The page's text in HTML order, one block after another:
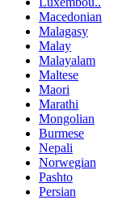
Macedonian
Malagasy
Malay
Malayalam
Maltese
Maori
Marathi
Mongolian
Burmese
Nepali
Norwegian
Pashto
Persian